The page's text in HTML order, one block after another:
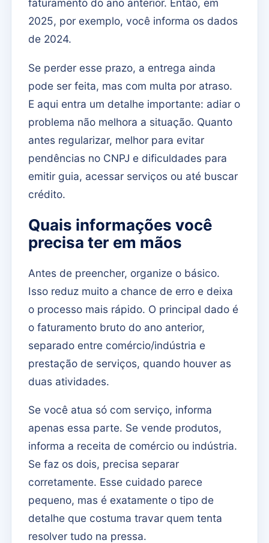
faturamento do ano anterior. Então, em
2025, por exemplo, você informa os dados
de 2024.
Se perder esse prazo, a entrega ainda
pode ser feita, mas com multa por atraso.
E aqui entra um detalhe importante: adiar o
problema não melhora a situação. Quanto
antes regularizar, melhor para evitar
pendências no CNPJ e dificuldades para
emitir guia, acessar serviços ou até buscar
crédito.
Quais informações você
precisa ter em mãos
Antes de preencher, organize o básico.
Isso reduz muito a chance de erro e deixa
o processo mais rápido. O principal dado é
o faturamento bruto do ano anterior,
separado entre comércio/indústria e
prestação de serviços, quando houver as
duas atividades.
Se você atua só com serviço, informa
apenas essa parte. Se vende produtos,
informa a receita de comércio ou indústria.
Se faz os dois, precisa separar
corretamente. Esse cuidado parece
pequeno, mas é exatamente o tipo de
detalhe que costuma travar quem tenta
resolver tudo na pressa.